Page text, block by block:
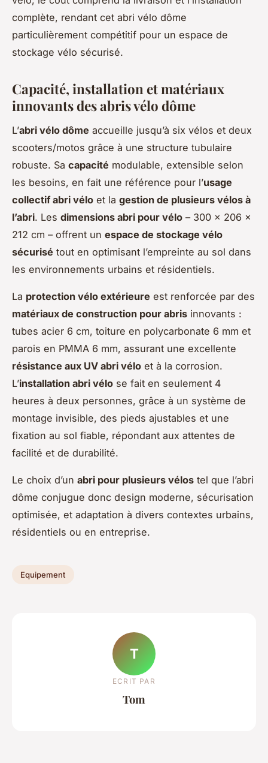
complète, rendant cet abri vélo dôme
particulièrement compétitif pour un espace de
stockage vélo sécurisé.
Capacité, installation et matériaux
innovants des abris vélo dôme
L’abri vélo dôme accueille jusqu’à six vélos et deux
scooters/motos grâce à une structure tubulaire
robuste. Sa capacité modulable, extensible selon
les besoins, en fait une référence pour l’usage
collectif abri vélo et la gestion de plusieurs vélos à
l’abri. Les dimensions abri pour vélo – 300 x 206 x
212 cm – offrent un espace de stockage vélo
sécurisé tout en optimisant l’empreinte au sol dans
les environnements urbains et résidentiels.
La protection vélo extérieure est renforcée par des
matériaux de construction pour abris innovants :
tubes acier 6 cm, toiture en polycarbonate 6 mm et
parois en PMMA 6 mm, assurant une excellente
résistance aux UV abri vélo et à la corrosion.
L’installation abri vélo se fait en seulement 4
heures à deux personnes, grâce à un système de
montage invisible, des pieds ajustables et une
fixation au sol fiable, répondant aux attentes de
facilité et de durabilité.
Le choix d’un abri pour plusieurs vélos tel que l’abri
dôme conjugue donc design moderne, sécurisation
optimisée, et adaptation à divers contextes urbains,
résidentiels ou en entreprise.
Equipement
T
ECRIT PAR
Tom